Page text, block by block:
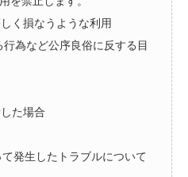
く損なうような利用
為など公序良俗に反する目
た場合
発生したトラブルについて